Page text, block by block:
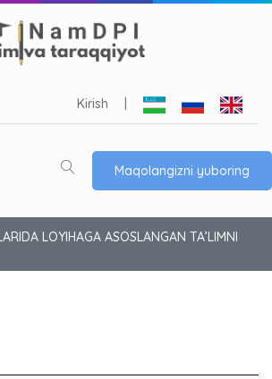
Kirish
Maqolangizni yuboring
LOYIHAGA ASOSLANGAN TA’LIMNI